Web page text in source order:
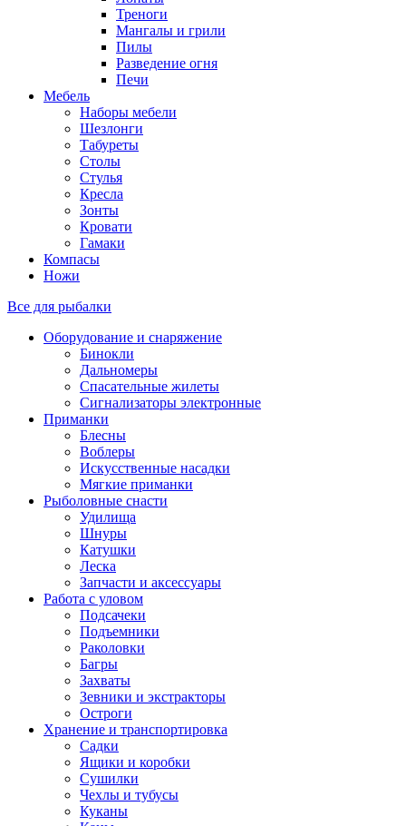
Треноги
Мангалы и грили
Пилы
Разведение огня
Печи
Мебель
Наборы мебели
Шезлонги
Табуреты
Столы
Стулья
Кресла
Зонты
Кровати
Гамаки
Компасы
Ножи
Все для рыбалки
Оборудование и снаряжение
Бинокли
Дальномеры
Спасательные жилеты
Сигнализаторы электронные
Приманки
Блесны
Воблеры
Искусственные насадки
Мягкие приманки
Рыболовные снасти
Удилища
Шнуры
Катушки
Леска
Запчасти и аксессуары
Работа с уловом
Подсачеки
Подъемники
Раколовки
Багры
Захваты
Зевники и экстракторы
Остроги
Хранение и транспортировка
Садки
Ящики и коробки
Сушилки
Чехлы и тубусы
Куканы